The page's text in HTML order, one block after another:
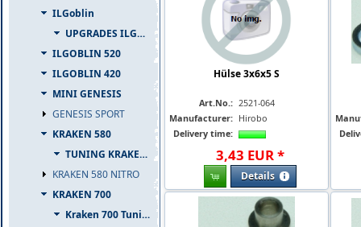
ILGoblin
UPGRADES ILGOBLIN 700
ILGOBLIN 520
ILGOBLIN 420
MINI GENESIS
GENESIS SPORT
KRAKEN 580
TUNING KRAKEN 580
KRAKEN 580 NITRO
KRAKEN 700
Kraken 700 Tuning
Hülse 3x6x5 S
Art.No.: 2521-064
Manufacturer: Hirobo
Delivery time:
3,43 EUR*
Details